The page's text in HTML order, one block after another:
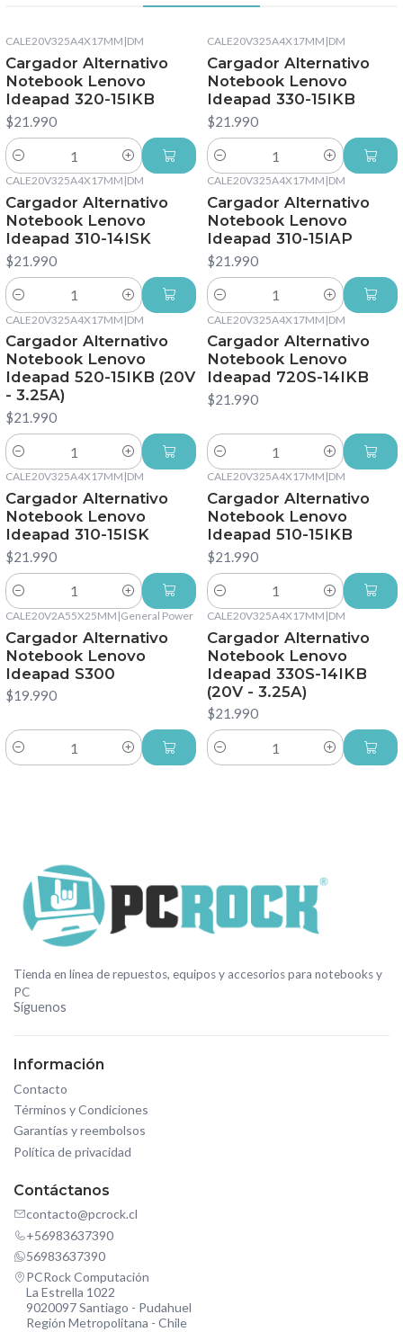
CALE20V325A4X17MM |DM
Cargador Alternativo
Notebook Lenovo
Ideapad 320-15IKB
$21.990
Cantidad
CALE20V325A4X17MM |DM
Cargador Alternativo
Notebook Lenovo
Ideapad 330-15IKB
$21.990
Cantidad
CALE20V325A4X17MM |DM
Cargador Alternativo
Notebook Lenovo
Ideapad 310-14ISK
$21.990
Cantidad
CALE20V325A4X17MM |DM
Cargador Alternativo
Notebook Lenovo
Ideapad 310-15IAP
$21.990
Cantidad
CALE20V325A4X17MM |DM
Cargador Alternativo
Notebook Lenovo
Ideapad 520-15IKB (20V
- 3.25A)
$21.990
Cantidad
CALE20V325A4X17MM |DM
Cargador Alternativo
Notebook Lenovo
Ideapad 720S-14IKB
$21.990
Cantidad
CALE20V325A4X17MM |DM
Cargador Alternativo
Notebook Lenovo
Ideapad 310-15ISK
$21.990
Cantidad
CALE20V325A4X17MM |DM
Cargador Alternativo
Notebook Lenovo
Ideapad 510-15IKB
$21.990
Cantidad
CALE20V2A55X25MM |General Power
Cargador Alternativo
Notebook Lenovo
Ideapad S300
$19.990
Cantidad
CALE20V325A4X17MM |DM
Cargador Alternativo
Notebook Lenovo
Ideapad 330S-14IKB
(20V - 3.25A)
$21.990
Cantidad
Tienda en línea de repuestos, equipos y accesorios para notebooks y
PC
Síguenos
Información
Contacto
Términos y Condiciones
Garantías y reembolsos
Política de privacidad
Contáctanos
contacto@pcrock.cl
+56983637390
56983637390
PCRock Computación
La Estrella 1022
9020097 Santiago - Pudahuel
Región Metropolitana - Chile